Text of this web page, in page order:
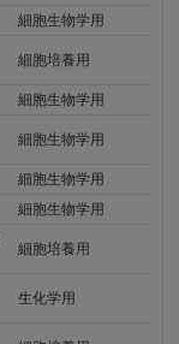
細胞生物学用
細胞培養用
細胞生物学用
細胞生物学用
細胞生物学用
細胞生物学用
細胞培養用
生化学用